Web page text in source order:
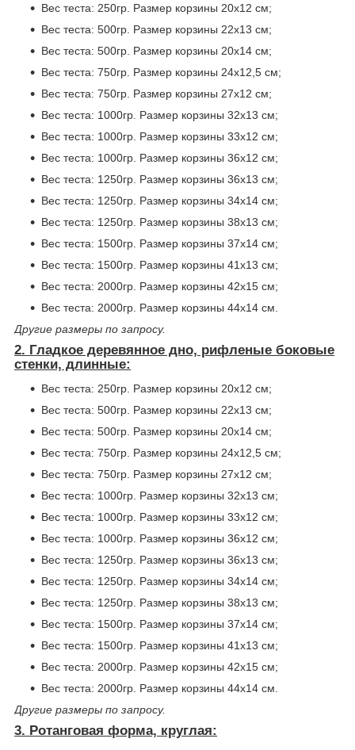
Вес теста: 250гр. Размер корзины 20x12 см;
Вес теста: 500гр. Размер корзины 22x13 см;
Вес теста: 500гр. Размер корзины 20x14 см;
Вес теста: 750гр. Размер корзины 24x12,5 см;
Вес теста: 750гр. Размер корзины 27x12 см;
Вес теста: 1000гр. Размер корзины 32x13 см;
Вес теста: 1000гр. Размер корзины 33x12 см;
Вес теста: 1000гр. Размер корзины 36x12 см;
Вес теста: 1250гр. Размер корзины 36x13 см;
Вес теста: 1250гр. Размер корзины 34x14 см;
Вес теста: 1250гр. Размер корзины 38x13 см;
Вес теста: 1500гр. Размер корзины 37x14 см;
Вес теста: 1500гр. Размер корзины 41x13 см;
Вес теста: 2000гр. Размер корзины 42x15 см;
Вес теста: 2000гр. Размер корзины 44x14 см.
Другие размеры по запросу.
2. Гладкое деревянное дно, рифленые боковые
стенки, длинные:
Вес теста: 250гр. Размер корзины 20x12 см;
Вес теста: 500гр. Размер корзины 22x13 см;
Вес теста: 500гр. Размер корзины 20x14 см;
Вес теста: 750гр. Размер корзины 24x12,5 см;
Вес теста: 750гр. Размер корзины 27x12 см;
Вес теста: 1000гр. Размер корзины 32x13 см;
Вес теста: 1000гр. Размер корзины 33x12 см;
Вес теста: 1000гр. Размер корзины 36x12 см;
Вес теста: 1250гр. Размер корзины 36x13 см;
Вес теста: 1250гр. Размер корзины 34x14 см;
Вес теста: 1250гр. Размер корзины 38x13 см;
Вес теста: 1500гр. Размер корзины 37x14 см;
Вес теста: 1500гр. Размер корзины 41x13 см;
Вес теста: 2000гр. Размер корзины 42x15 см;
Вес теста: 2000гр. Размер корзины 44x14 см.
Другие размеры по запросу.
3. Ротанговая форма, круглая: